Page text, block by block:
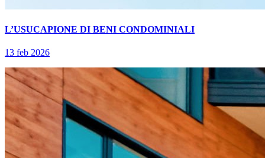
L’USUCAPIONE DI BENI CONDOMINIALI
13 feb 2026